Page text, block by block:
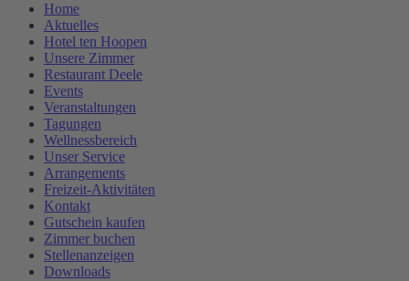
Home
Aktuelles
Hotel ten Hoopen
Unsere Zimmer
Restaurant Deele
Events
Veranstaltungen
Tagungen
Wellnessbereich
Unser Service
Arrangements
Freizeit-Aktivitäten
Kontakt
Gutschein kaufen
Zimmer buchen
Stellenanzeigen
Downloads